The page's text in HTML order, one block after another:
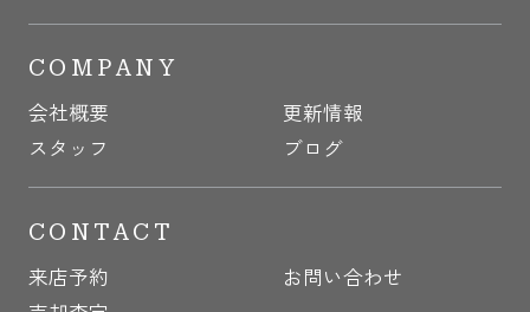
COMPANY
会社概要
更新情報
スタッフ
ブログ
CONTACT
来店予約
お問い合わせ